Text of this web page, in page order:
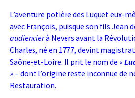
L’aventure potière des Luquet eux-
avec François, puisque son fils Jean
audiencierà Nevers avant la
Charles, né en 1777, devint
Saône-et-Loire. Il prit le nom de «
» – dont l’origine reste inconnue de
Restauration.